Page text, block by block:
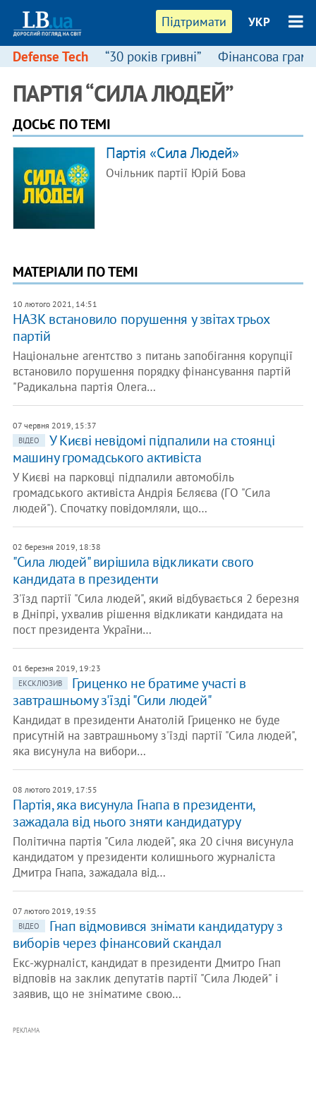
Підтримати УКР
Defense Tech “30 років гривні” Фінансова
ПАРТІЯ “СИЛА ЛЮДЕЙ”
ДОСЬЄ ПО ТЕМІ
Партія «Сила Людей»
Очільник партії Юрій Бова
МАТЕРІАЛИ ПО ТЕМІ
10 лютого 2021, 14:51
НАЗК встановило порушення у звітах трьох
партій
Національне агентство з питань запобігання корупції
встановило порушення порядку фінансування партій
"Радикальна партія Олега…
07 червня 2019, 15:37
ВІДЕО
У Києві невідомі підпалили на стоянці
машину громадського активіста
У Києві на парковці підпалили автомобіль
громадського активіста Андрія Бєляєва (ГО "Сила
людей"). Спочатку повідомляли, що…
02 березня 2019, 18:38
"Сила людей" вирішила відкликати свого
кандидата в президенти
З'їзд партії "Сила людей", який відбувається 2 березня
в Дніпрі, ухвалив рішення відкликати кандидата на
пост президента України…
01 березня 2019, 19:23
ЕКСКЛЮЗИВ
Гриценко не братиме участі в
завтрашньому з'їзді "Сили людей"
Кандидат в президенти Анатолій Гриценко не буде
присутній на завтрашньому з'їзді партії "Сила людей",
яка висунула на вибори…
08 лютого 2019, 17:55
Партія, яка висунула Гнапа в президенти,
зажадала від нього зняти кандидатуру
Політична партія "Сила людей", яка 20 січня висунула
кандидатом у президенти колишнього журналіста
Дмитра Гнапа, зажадала від…
07 лютого 2019, 19:55
ВІДЕО
Гнап відмовився знімати кандидатуру з
виборів через фінансовий скандал
Екс-журналіст, кандидат в президенти Дмитро Гнап
відповів на заклик депутатів партії "Сила Людей" і
заявив, що не зніматиме свою…
РЕКЛАМА